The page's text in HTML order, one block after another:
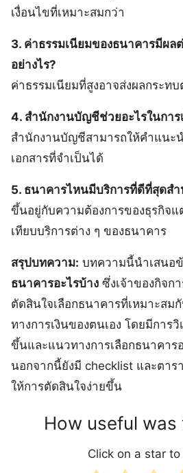
เงื่อนไขที่เหมาะสมกว่า
3. ค่าธรรมเนียมของธนาคารมีผล
อย่างไร?
ค่าธรรมเนียมที่สูงอาจส่งผลกระท
4. สำนักงานบัญชีช่วยอะไรในการ
สำนักงานบัญชีสามารถให้คำแนะ
เอกสารที่จำเป็นได้
5. ธนาคารไหนมีบริการที่ดีที่สุดสำ
ขึ้นอยู่กับความต้องการของธุรกิจแ
เทียบบริการต่าง ๆ ของธนาคาร
สรุปบทความ: บทความนี้นำเสนอ
ธนาคารอะไรบ้าง ซึ่งเจ้าของกิจก
ตัดสินใจเลือกธนาคารที่เหมาะสม
ทางการเงินของตนเอง โดยมีการ
ขึ้นและแนวทางการเลือกธนาคาร
นอกจากนี้ยังมี checklist และตาร
ให้การตัดสินใจง่ายขึ้น
How useful was
Click on a star